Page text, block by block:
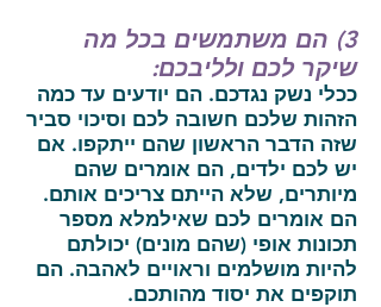
3) הם משתמשים בכל מה
שיקר לכם ולליבכם:
ככלי נשק נגדכם. הם יודעים עד כמה
הזהות שלכם חשובה לכם וסיכוי סביר
שזה הדבר הראשון שהם ייתקפו. אם
יש לכם ילדים, הם אומרים שהם
מיותרים, שלא הייתם צריכים אותם.
הם אומרים לכם שאילמלא מספר
תכונות אופי (שהם מונים) יכולתם
להיות מושלמים וראויים לאהבה. הם
תוקפים את יסוד מהותכם.